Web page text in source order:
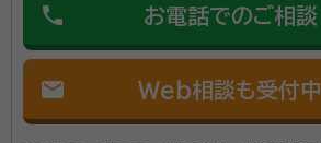
phone お電話でのご相談
mail Web相談も受付中